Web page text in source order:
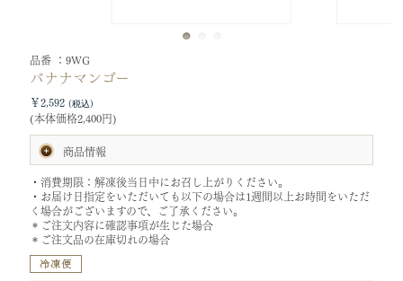
バナナマンゴー
￥2,592
(本体価格2,400円)
品番 9WG
商品情報
内容量:1個
サイズ:[ケーキ]タテ14×ヨコ14×高さ4.5cm
[化粧箱]タテ18.1×ヨコ18.4×高さ7.1cm
(袋：ケーキ用)
重さ:0.53kg
特定原材料等28品目:小麦・乳・卵・大豆・オレンジ・ゼラチン・バ
ナナ
・消費期限：解凍後当日中にお召し上がりください。
・お届け日指定をいただいても以下の場合は1週間以上お時間をいただ
く場合がございますので、ご了承ください。
＊ご注文内容に確認事項が生じた場合
＊ご注文品の在庫切れの場合